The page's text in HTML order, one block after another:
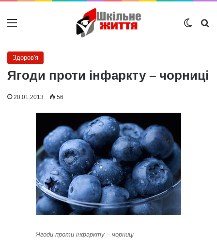
Меню
Здоров'я
Ягоди проти інфаркту – чорниці
20.01.2013 56
Ягоди проти інфаркту – чорниці